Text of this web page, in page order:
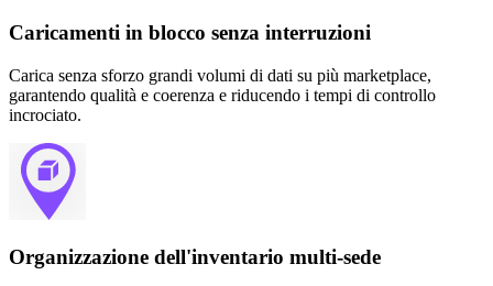
Caricamenti in blocco senza interruzioni
Carica senza sforzo grandi volumi di dati su più marketplace,
garantendo qualità e coerenza e riducendo i tempi di controllo
incrociato.
Organizzazione dell'inventario multi-sede